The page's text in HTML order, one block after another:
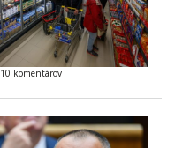
10 komentárov